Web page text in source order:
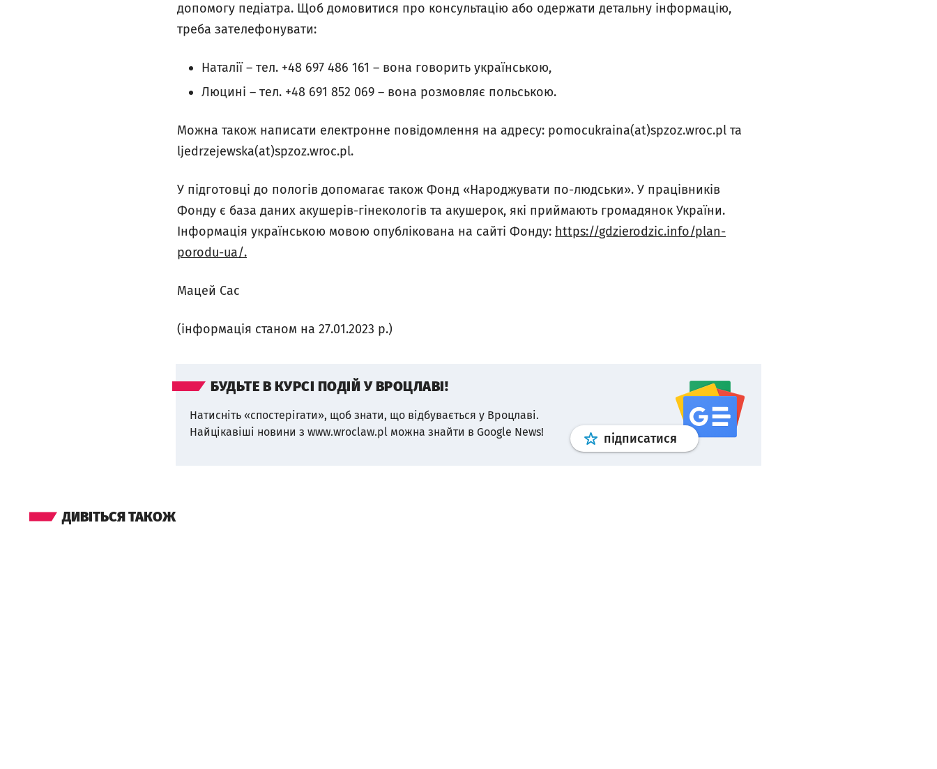
допомогу педіатра. Щоб домовитися про консультацію або одержати детальну інформацію,
треба зателефонувати:
Наталії – тел. +48 697 486 161 – вона говорить українською,
Люцині – тел. +48 691 852 069 – вона розмовляє польською.
Можна також написати електронне повідомлення на адресу: pomocukraina(at)spzoz.wroc.pl та
ljedrzejewska(at)spzoz.wroc.pl.
У підготовці до пологів допомагає також Фонд «Народжувати по-людськи». У працівників
Фонду є база даних акушерів-гінекологів та акушерок, які приймають громадянок України.
Інформація українською мовою опублікована на сайті Фонду: https://gdzierodzic.info/plan-
porodu-ua/.
Мацей Сас
(інформація станом на 27.01.2023 р.)
БУДЬТЕ В КУРСІ ПОДІЙ У ВРОЦЛАВІ!
Натисніть «спостерігати», щоб знати, що відбувається у Вроцлаві.
Найцікавіші новини з www.wroclaw.pl можна знайти в Google News!
підписатися Профільgoogle news
ДИВІТЬСЯ ТАКОЖ